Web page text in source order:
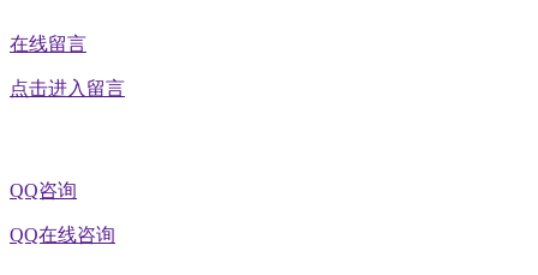
在线留言
点击进入留言
QQ咨询
QQ在线咨询